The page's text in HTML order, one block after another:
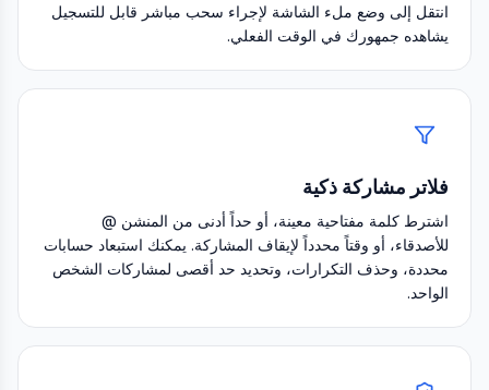
انتقل إلى وضع ملء الشاشة لإجراء سحب مباشر قابل للتسجيل
يشاهده جمهورك في الوقت الفعلي.
فلاتر مشاركة ذكية
اشترط كلمة مفتاحية معينة، أو حداً أدنى من المنشن @
للأصدقاء، أو وقتاً محدداً لإيقاف المشاركة. يمكنك استبعاد حسابات
محددة، وحذف التكرارات، وتحديد حد أقصى لمشاركات الشخص
الواحد.